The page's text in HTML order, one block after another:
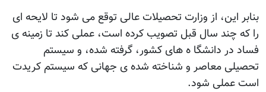
بنابر این، از وزارت تحصیلات عالی توقع می شود تا لایحه ای
را که چند سال قبل تصویب کرده است، عملی کند تا زمینه ی
فساد در دانشگا ه های کشور، گرفته شده، و سیستم
تحصیلی معاصر و شناخته شده ی جهانی که سیستم کریدت
است عملی شود.